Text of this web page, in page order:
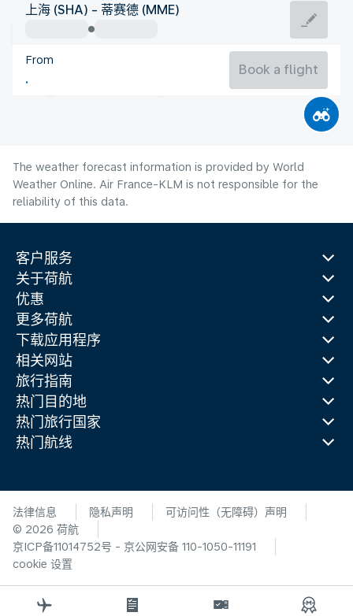
United Kingdom
Durham
United Kingdom
上海 (SHA) - 蒂赛德 (MME)
From
Book a flight
The weather forecast information is provided by World
Weather Online. Air France-KLM is not responsible for the
reliability of this data.
客户服务
关于荷航
优惠
更多荷航
下载应用程序
相关网站
旅行指南
热门目的地
热门旅行国家
热门航线
法律信息 隐私声明
可访问性（无障碍）声明
© 2026 荷航
京ICP备11014752号 - 京公网安备 110-1050-11191
cookie 设置